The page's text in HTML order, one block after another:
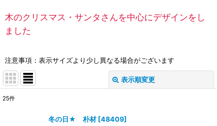
木のクリスマス・サンタさんを中心にデザインをし
ました
注意事項：表示サイズより少し異なる場合がございます
表示順変更
25件
冬の日★ 朴材 [48409]